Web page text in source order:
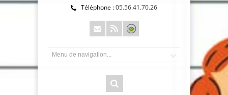
Téléphone :05.56.41.70.26